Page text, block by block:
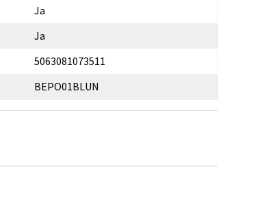
Ja
Ja
5063081073511
BEPO01BLUN